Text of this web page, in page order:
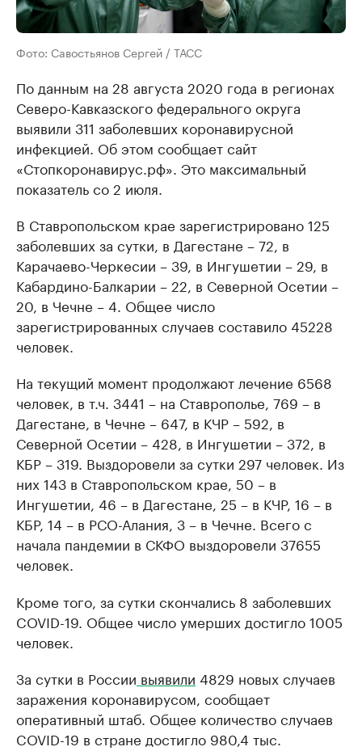
Фото: Савостьянов Сергей / ТАСС
По данным на 28 августа 2020 года в регионах
Северо-Кавказского федерального округа
выявили 311 заболевших коронавирусной
инфекцией. Об этом сообщает сайт
«Стопкоронавирус.рф». Это максимальный
показатель со 2 июля.
В Ставропольском крае зарегистрировано 125
заболевших за сутки, в Дагестане – 72, в
Карачаево-Черкесии – 39, в Ингушетии – 29, в
Кабардино-Балкарии – 22, в Северной Осетии –
20, в Чечне – 4. Общее число
зарегистрированных случаев составило 45228
человек.
На текущий момент продолжают лечение 6568
человек, в т.ч. 3441 – на Ставрополье, 769 – в
Дагестане, в Чечне – 647, в КЧР – 592, в
Северной Осетии – 428, в Ингушетии – 372, в
КБР – 319. Выздоровели за сутки 297 человек. Из
них 143 в Ставропольском крае, 50 – в
Ингушетии, 46 – в Дагестане, 25 – в КЧР, 16 – в
КБР, 14 – в РСО-Алания, 3 – в Чечне. Всего с
начала пандемии в СКФО выздоровели 37655
человек.
Кроме того, за сутки скончались 8 заболевших
COVID-19. Общее число умерших достигло 1005
человек.
За сутки в России выявили 4829 новых случаев
заражения коронавирусом, сообщает
оперативный штаб. Общее количество случаев
COVID-19 в стране достигло 980,4 тыс.